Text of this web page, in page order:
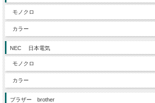
モノクロ
カラー
NEC 日本電気
モノクロ
カラー
ブラザー brother